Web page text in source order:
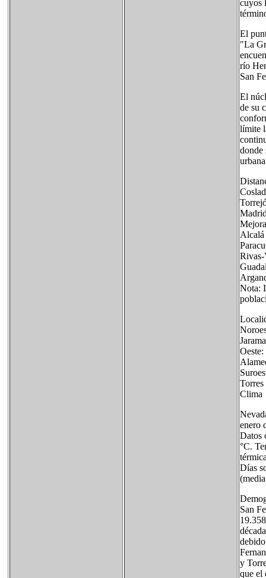
cuyos
El
"La
río
San
El
de su
límite
donde
Alcalá
Nota:
Torres
Clima
enero
Datos
°C.
Días
San
y
que el